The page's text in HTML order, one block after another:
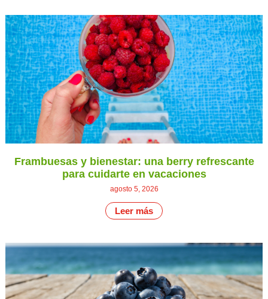
Frambuesas y bienestar: una berry refrescante
para cuidarte en vacaciones
agosto 5, 2026
Leer más